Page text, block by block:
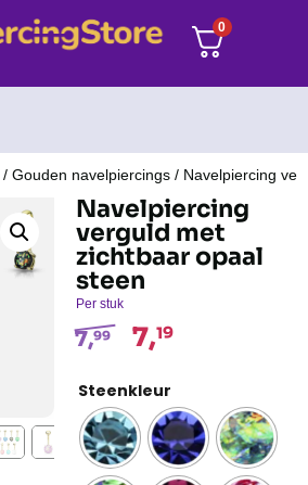
0
/ Gouden navelpiercings / Navelpiercing
Navelpiercing
verguld met
zichtbaar opaal
steen
Per stuk
7,99 7,19
Steenkleur